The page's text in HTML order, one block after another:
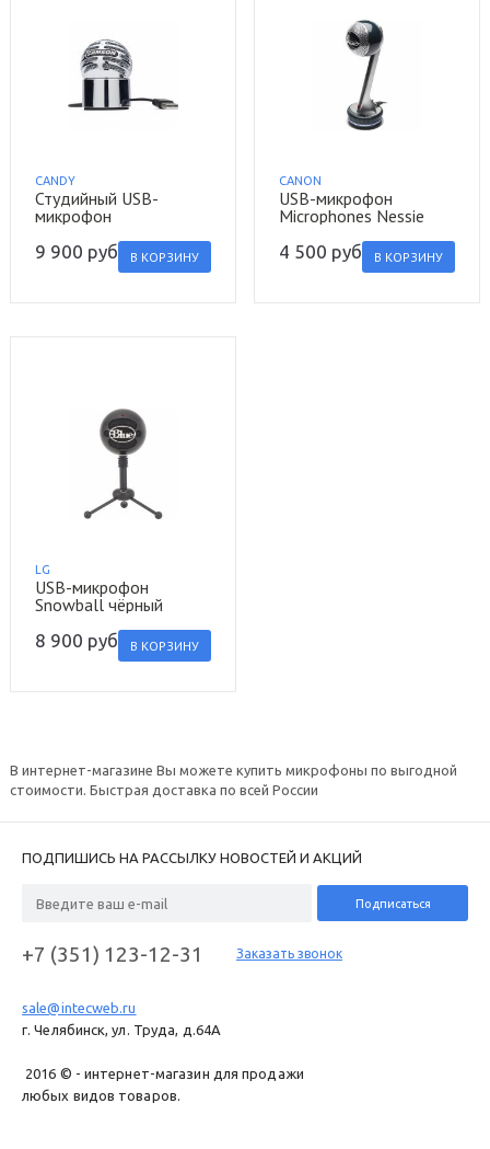
CANDY
Студийный USB-
микрофон
9 900 руб. В КОРЗИНУ
CANON
USB-микрофон
Microphones Nessie
4 500 руб. В КОРЗИНУ
LG
USB-микрофон
Snowball чёрный
8 900 руб. В КОРЗИНУ
В интернет-магазине Вы можете купить микрофоны по выгодной
стоимости. Быстрая доставка по всей России
ПОДПИШИСЬ НА РАССЫЛКУ НОВОСТЕЙ И АКЦИЙ
+7 (351) 123-12-31 Заказать звонок
sale@intecweb.ru
г. Челябинск, ул. Труда, д.64A
2016 © - интернет-магазин для продажи
любых видов товаров.